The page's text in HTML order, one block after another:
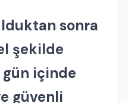
sonra
şekilde
gün içinde
güvenli